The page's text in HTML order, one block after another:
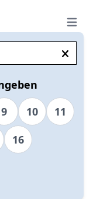
Open
9 10
11
16